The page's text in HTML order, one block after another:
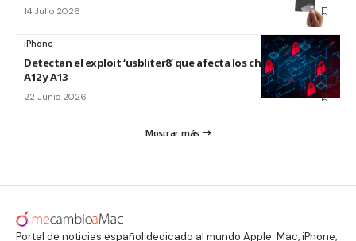
14 Julio 2026
iPhone
Detectan el exploit ‘usbliter8’ que afecta los chips de Apple
A12 y A13
22 Junio 2026
Mostrar más
Portal de noticias español dedicado al mundo Apple: Mac, iPhone,